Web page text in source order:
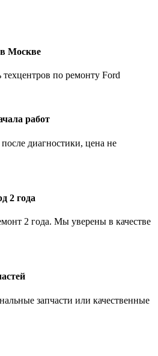
Москве
по ремонту Ford
работ
диагностики, цена не
2 года
2 года. Мы уверены в качестве
запчасти или качественные